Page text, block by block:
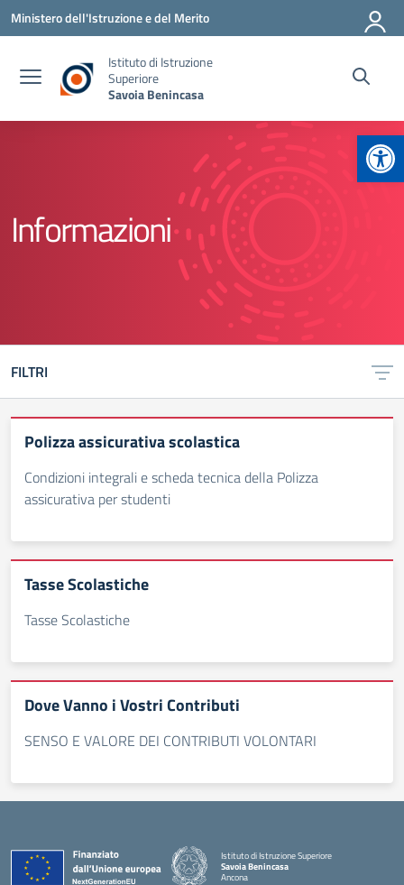
Vai ai contenuti
Vai al menu di navigazione
Vai al footer
Ministero dell'Istruzione e del Merito
Istituto di Istruzione
Superiore
Savoia Benincasa
Informazioni
FILTRI
Polizza assicurativa scolastica
Condizioni integrali e scheda tecnica della Polizza
assicurativa per studenti
Tasse Scolastiche
Tasse Scolastiche
Dove Vanno i Vostri Contributi
SENSO E VALORE DEI CONTRIBUTI VOLONTARI
Istituto di Istruzione Superiore
Savoia Benincasa
Ancona